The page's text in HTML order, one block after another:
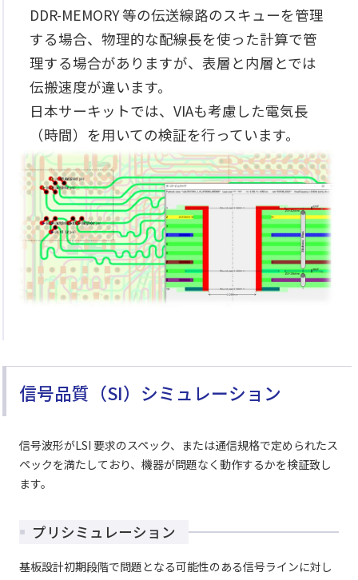
DDR-MEMORY 等の伝送線路のスキューを管理
する場合、物理的な配線長を使った計算で管
理する場合がありますが、表層と内層とでは
伝搬速度が違います。
日本サーキットでは、VIAも考慮した電気長
（時間）を用いての検証を行っています。
信号品質（SI）シミュレーション
信号波形がLSI 要求のスペック、または通信規格で定められたス
ペックを満たしており、機器が問題なく動作するかを検証致し
ます。
プリシミュレーション
基板設計初期段階で問題となる可能性のある信号ラインに対し